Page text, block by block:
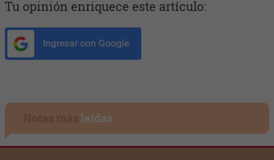
Tu opinión enriquece este artículo:
Ingresar con Google
leídas